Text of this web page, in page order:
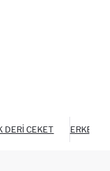
DERI CEKET ERKEK